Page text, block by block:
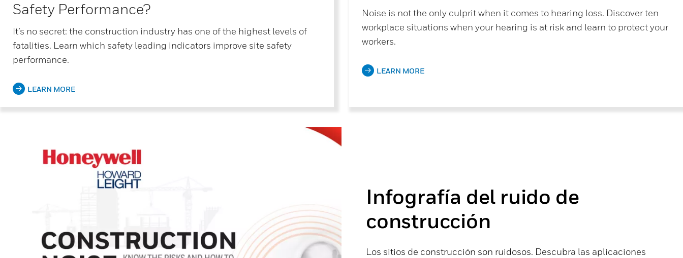
Safety Performance?
It’s no secret: the construction industry has one of the highest levels of
fatalities. Learn which safety leading indicators improve site safety
performance.
LEARN MORE
Noise is not the only culprit when it comes to hearing loss. Discover ten
workplace situations when your hearing is at risk and learn to protect your
workers.
LEARN MORE
Infografía del ruido de
construcción
Los sitios de construcción son ruidosos. Descubra las aplicaciones